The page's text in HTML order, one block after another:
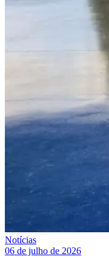
Notícias
06 de julho de 2026